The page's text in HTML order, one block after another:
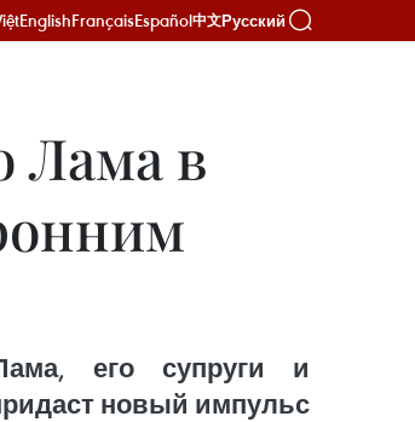
EnglishFrançaisEspañol中文Русский
Лама в
его супруги и
новый импульс